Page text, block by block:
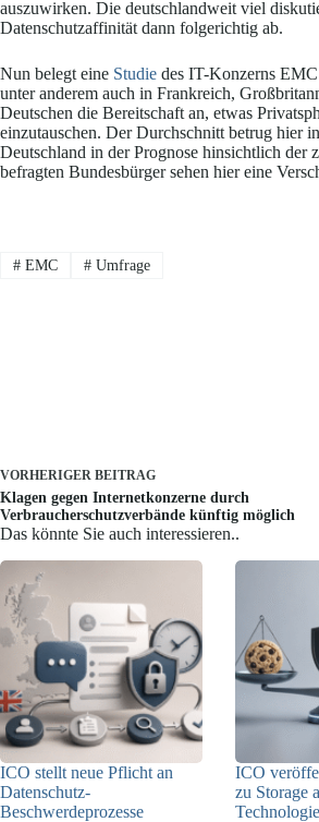
auszuwirken. Die deutschlandweit viel
Datenschutzaffinität dann folgerichtig ab.
Nun belegt eine Studie des IT-Konzerns
unter anderem auch in Frankreich,
Deutschen die Bereitschaft an, etwas
einzutauschen. Der Durchschnitt betrug hier
Deutschland in der Prognose hinsichtlich der
befragten Bundesbürger sehen hier eine
#EMC #Umfrage
VORHERIGER BEITRAG
Klagen gegen Internetkonzerne durch
Verbraucherschutzverbände künftig möglich
Das könnte Sie auch interessieren..
ICO stellt neue Pflicht an
Datenschutz-
Beschwerdeprozesse
ICO
zu Storage